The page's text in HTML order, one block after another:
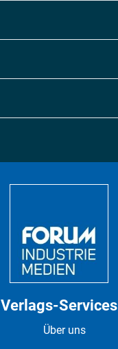
Verlags-Services
Über uns